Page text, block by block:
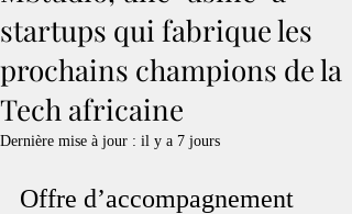
startups qui fabrique les
prochains champions de la
Tech africaine
Dernière mise à jour : il y a 7 jours
Offre d’accompagnement